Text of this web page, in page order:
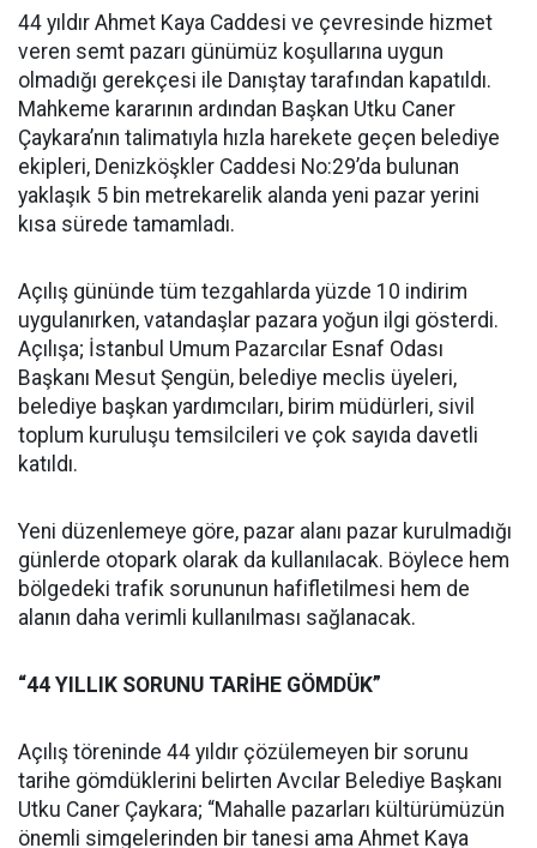
44 yıldır Ahmet Kaya Caddesi ve çevresinde hizmet
veren semt pazarı günümüz koşullarına uygun
olmadığı gerekçesi ile Danıştay tarafından kapatıldı.
Mahkeme kararının ardından Başkan Utku Caner
Çaykara’nın talimatıyla hızla harekete geçen belediye
ekipleri, Denizköşkler Caddesi No:29’da bulunan
yaklaşık 5 bin metrekarelik alanda yeni pazar yerini
kısa sürede tamamladı.
Açılış gününde tüm tezgahlarda yüzde 10 indirim
uygulanırken, vatandaşlar pazara yoğun ilgi gösterdi.
Açılışa; İstanbul Umum Pazarcılar Esnaf Odası
Başkanı Mesut Şengün, belediye meclis üyeleri,
belediye başkan yardımcıları, birim müdürleri, sivil
toplum kuruluşu temsilcileri ve çok sayıda davetli
katıldı.
Yeni düzenlemeye göre, pazar alanı pazar kurulmadığı
günlerde otopark olarak da kullanılacak. Böylece hem
bölgedeki trafik sorununun hafifletilmesi hem de
alanın daha verimli kullanılması sağlanacak.
“44 YILLIK SORUNU TARİHE GÖMDÜK”
Açılış töreninde 44 yıldır çözülemeyen bir sorunu
tarihe gömdüklerini belirten Avcılar Belediye Başkanı
Utku Caner Çaykara; “Mahalle pazarları kültürümüzün
önemli simgelerinden bir tanesi ama Ahmet Kaya